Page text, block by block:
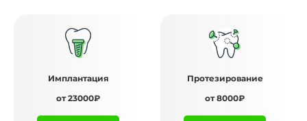
Имплантация
от 23000₽
Протезирование
от 8000₽